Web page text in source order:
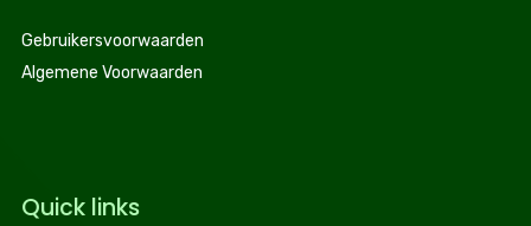
Gebruikersvoorwaarden
Algemene Voorwaarden
Quick links